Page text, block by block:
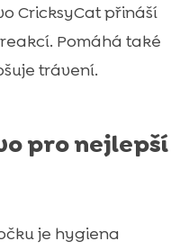
CricksyCat přináší
Pomáhá také
trávení.
pro nejlepší
je hygiena